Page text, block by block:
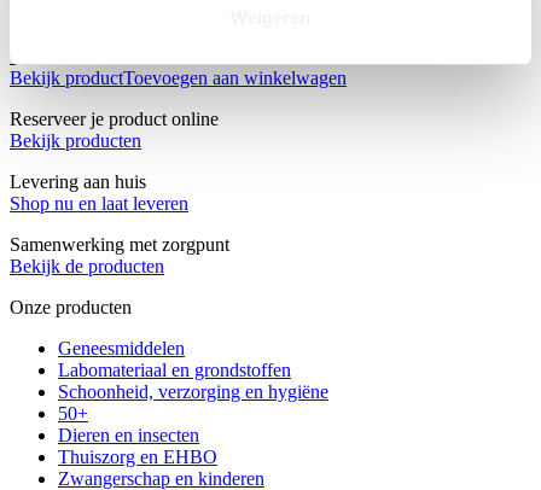
€ 3,35
Bekijk productToevoegen aan winkelwagen
Reserveer je product online
Bekijk producten
Levering aan huis
Shop nu en laat leveren
Samenwerking met zorgpunt
Bekijk de producten
Onze producten
Geneesmiddelen
Labomateriaal en grondstoffen
Schoonheid, verzorging en hygiëne
50+
Dieren en insecten
Thuiszorg en EHBO
Zwangerschap en kinderen